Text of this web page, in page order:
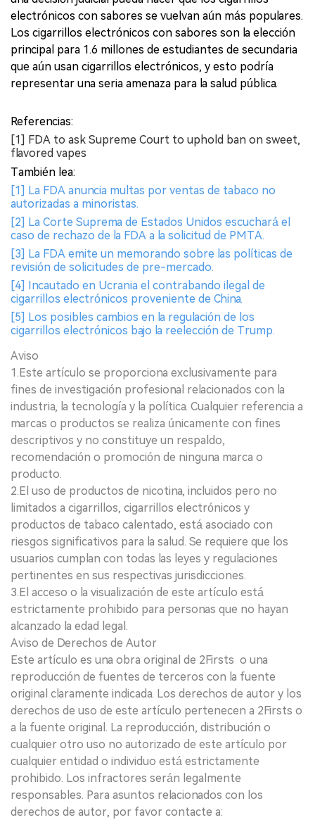
electrónicos con sabores se vuelvan aún más populares.
Los cigarrillos electrónicos con sabores son la elección
principal para 1.6 millones de estudiantes de secundaria
que aún usan cigarrillos electrónicos, y esto podría
representar una seria amenaza para la salud pública.
Referencias:
[1] FDA to ask Supreme Court to uphold ban on sweet,
flavored vapes
También lea:
[1] La FDA anuncia multas por ventas de tabaco no
autorizadas a minoristas.
[2] La Corte Suprema de Estados Unidos escuchará el
caso de rechazo de la FDA a la solicitud de PMTA.
[3] La FDA emite un memorando sobre las políticas de
revisión de solicitudes de pre-mercado.
[4] Incautado en Ucrania el contrabando ilegal de
cigarrillos electrónicos proveniente de China.
[5] Los posibles cambios en la regulación de los
cigarrillos electrónicos bajo la reelección de Trump.
Aviso
1.Este artículo se proporciona exclusivamente para
fines de investigación profesional relacionados con la
industria, la tecnología y la política. Cualquier referencia a
marcas o productos se realiza únicamente con fines
descriptivos y no constituye un respaldo,
recomendación o promoción de ninguna marca o
producto.
2.El uso de productos de nicotina, incluidos pero no
limitados a cigarrillos, cigarrillos electrónicos y
productos de tabaco calentado, está asociado con
riesgos significativos para la salud. Se requiere que los
usuarios cumplan con todas las leyes y regulaciones
pertinentes en sus respectivas jurisdicciones.
3.El acceso o la visualización de este artículo está
estrictamente prohibido para personas que no hayan
alcanzado la edad legal.
Aviso de Derechos de Autor
Este artículo es una obra original de 2Firsts o una
reproducción de fuentes de terceros con la fuente
original claramente indicada. Los derechos de autor y los
derechos de uso de este artículo pertenecen a 2Firsts o
a la fuente original. La reproducción, distribución o
cualquier otro uso no autorizado de este artículo por
cualquier entidad o individuo está estrictamente
prohibido. Los infractores serán legalmente
responsables. Para asuntos relacionados con los
derechos de autor, por favor contacte a: